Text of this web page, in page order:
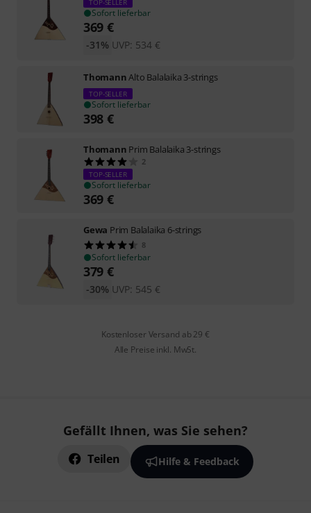
TOP-SELLER
Sofort lieferbar
369 €
UVP: 534 €
-31%
ThomannAlto Balalaika 3-strings
TOP-SELLER
Sofort lieferbar
398 €
Thomann Prim Balalaika 3-strings
2
TOP-SELLER
Sofort lieferbar
369 €
Gewa Prim Balalaika 6-strings
8
Sofort lieferbar
379 €
UVP: 545 €
-30%
Kostenloser Versand ab 29 €
Alle Preise inkl. MwSt.
Gefällt Ihnen, was Sie sehen?
Teilen Hilfe & Feedback